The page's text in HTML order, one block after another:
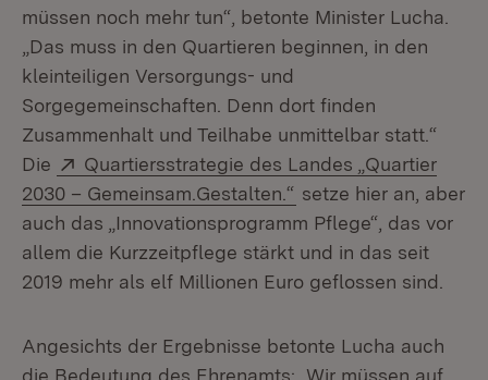
müssen noch mehr tun“, betonte Minister Lucha.
„Das muss in den Quartieren beginnen, in den
kleinteiligen Versorgungs- und
Sorgegemeinschaften. Denn dort finden
Zusammenhalt und Teilhabe unmittelbar statt.“
Die
Extern:
Quartiersstrategie des Landes „Quartier
2030 – Gemeinsam.Gestalten.“ (Öffnet in neuem
setze hier an, aber
auch das „Innovationsprogramm Pflege“, das vor
allem die Kurzzeitpflege stärkt und in das seit
2019 mehr als elf Millionen Euro geflossen sind.
Angesichts der Ergebnisse betonte Lucha auch
die Bedeutung des Ehrenamts: „Wir müssen auf